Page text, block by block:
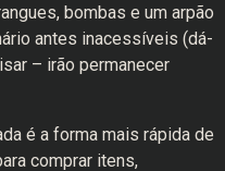
bombas e um arpão
antes inacessíveis (dá-
– irão permanecer
é a forma mais rápida de
comprar itens,